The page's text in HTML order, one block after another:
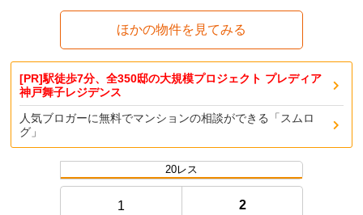
ほかの物件を見てみる
[PR]駅徒歩7分、全350邸の大規模プロジェクト プレディア
神戸舞子レジデンス
人気ブロガーに無料でマンションの相談ができる「スムロ
グ」
20レス
1 2